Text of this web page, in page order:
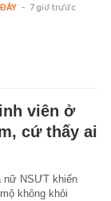
- 7 giờ trước
viên ở
cứ thấy ai
nữ NSƯT khiến
không khỏi